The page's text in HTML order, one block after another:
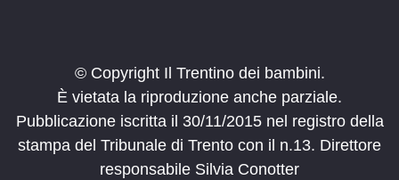
© Copyright Il Trentino dei bambini.
È vietata la riproduzione anche parziale.
Pubblicazione iscritta il 30/11/2015 nel registro della
stampa del Tribunale di Trento con il n.13. Direttore
responsabile Silvia Conotter